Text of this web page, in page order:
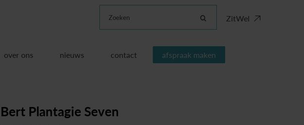
Zoeken ZitWel
over ons nieuws contact afspraak maken
Bert Plantagie Seven